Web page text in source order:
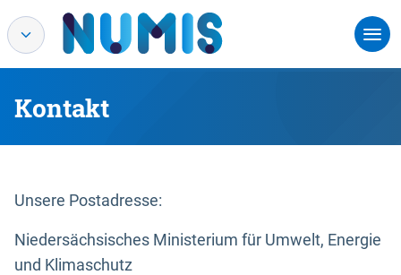
Kontakt
Unsere Postadresse:
Niedersächsisches Ministerium für Umwelt, Energie
und Klimaschutz